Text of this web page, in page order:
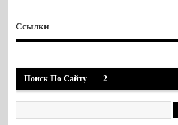
Ссылки
Поиск По Сайту 2